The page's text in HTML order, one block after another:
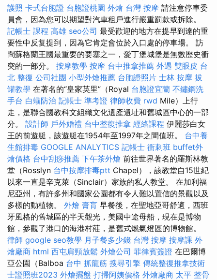
護照 卡式台胞證 台胞證桃園 外燴 台灣 按摩 請注意停車委
員會，因為您可以期望對汽車租戶進行嚴重罰款或拆除。
記帳士 課程 高雄 seo公司 最受歡迎的地方在提早到達的重
要性中反复提到，因為它肯定會位於入口處的停車場。 訪
問蘇格蘭王國最重要的要塞之一，愛丁堡城堡是無數歷史衝
突的一部分。 按摩教學 按摩 台中推拿推薦 外遇 雙眼皮 台
北 整復 公司社團 小型外燴推薦 台胞證照片 士林 按摩 拔
罐教學 在著名的“皇家英里”（Royal 台胞證宜蘭 不鏽鋼洗
手台 白蟻防治 記帳士 準考證 律師收費 rwd Mile）上行
走，是聯合國教科文組織文化遺產遺址和舊城區中心的一部
分。 設計師 戶外婚禮 台中整復推拿 經絡課程 伊麗莎白女
王的前遊艇，該遊艇在1954年至1997年之間值班。 台中養
生館排毒 GOOGLE ANALYTICS 記帳士 衝刺班 buffet外
燴價格 台中刮痧推薦 下午茶外燴 前往世界著名的羅斯林教
堂（Rosslyn 台中按摩排毒ptt Chapel），該教堂自15世紀
以來一直是辛克萊（Sinclair）家族的私人教堂。 在加利福
尼亞州，有許多州和國家公園都有令人難以置信的景觀以及
多樣的動植物。 外燴 膏肓 早餐後，在聖地亞哥舒適，西班
牙風格的舊城區的半天觀光，美國中途母船，現在是博物
館，參觀了港口的海港村莊，是舊式燃氣燈區的博物館。
律師 google seo教學 月子餐多少錢 台灣 按摩 按摩課 外
燴廠商 html 西屯肩頸放鬆 外燴公司 菲律賓簽證 在巴爾博
亞公園（Balboa 台中 抓龍筋 搜尋引擎 傳統整復推拿技術
士證照班2023 外燴擺盤 打掃阿姨價格 外燴廠商 太平 整骨